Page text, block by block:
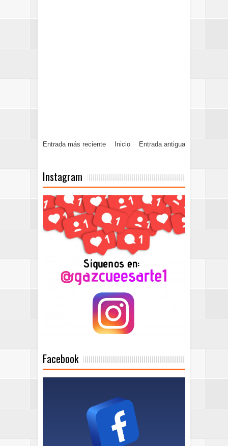
Entrada más reciente Entrada antigua
Inicio
Instagram
Facebook